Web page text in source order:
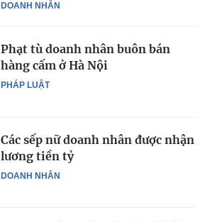
DOANH NHÂN
PHÁP LUẬT
Phạt tù doanh nhân buôn bán
hàng cấm ở Hà Nội
DOANH NHÂN
Các sếp nữ doanh nhân được nhận
lương tiền tỷ